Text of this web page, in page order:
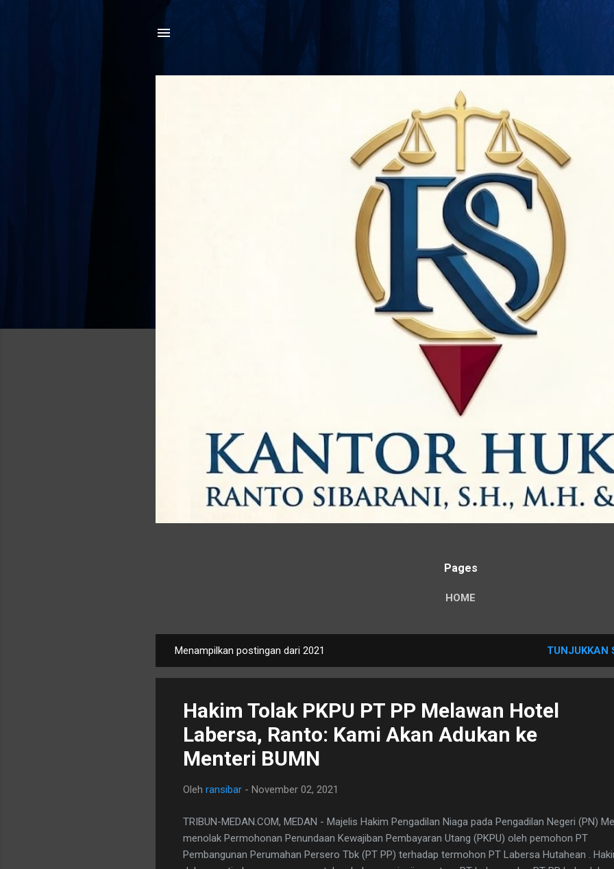
Pages
HOME
o
Menampilkan postingan dari 2021 TUNJUKKAN
Hakim Tolak PKPU PT PP Melawan Hotel
Labersa, Ranto: Kami Akan Adukan ke
Menteri BUMN
Oleh ransibar - November 02, 2021
TRIBUN-MEDAN.COM, MEDAN - Majelis Hakim Pengadilan Niaga pada Pengadilan Negeri (PN)
menolak Permohonan Penundaan Kewajiban Pembayaran Utang (PKPU) oleh pemohon PT
Pembangunan Perumahan Persero Tbk (PT PP) terhadap termohon PT Labersa Hutahean .